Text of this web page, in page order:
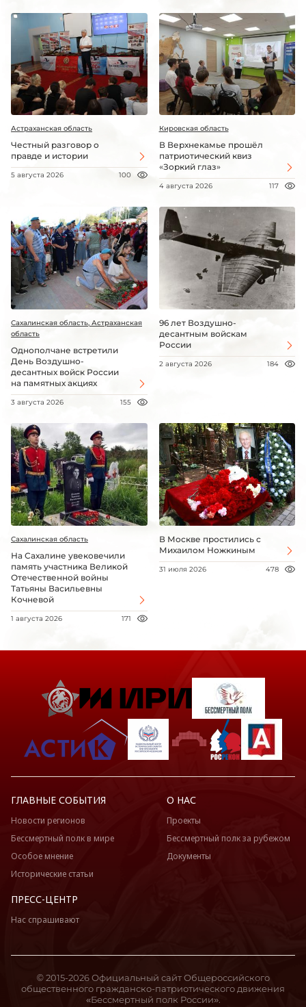
Астраханская область
Честный разговор о
правде и истории
5 августа 2026 100
Кировская область
В Верхнекамье прошёл
патриотический квиз
«Зоркий глаз»
4 августа 2026 117
Сахалинская область, Астраханская
область
Однополчане встретили
День Воздушно-
десантных войск России
на памятных акциях
3 августа 2026 155
96 лет Воздушно-
десантным войскам
России
2 августа 2026 184
Сахалинская область
На Сахалине увековечили
память участника Великой
Отечественной войны
Татьяны Васильевны
Кочневой
1 августа 2026 171
В Москве простились с
Михаилом Ножкиным
31 июля 2026 478
ГЛАВНЫЕ СОБЫТИЯ
Новости регионов
Бессмертный полк в мире
Особое мнение
Исторические статьи
О НАС
Проекты
Бессмертный полк за рубежом
Документы
ПРЕСС-ЦЕНТР
Нас спрашивают
© 2015-2026 Официальный сайт Общероссийского
общественного гражданско-патриотического движения
«Бессмертный полк России».